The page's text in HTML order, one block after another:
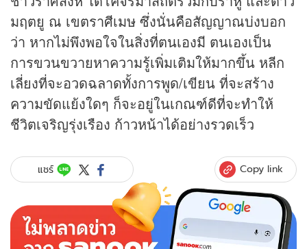
มฤตยู ณ เขตราศีเมษ ซึ่งนั่นคือสัญญาณบ่งบอก
ว่า หากไม่พึงพอใจในสิ่งที่ตนเองมี ตนเองเป็น
การขวนขวายหาความรู้เพิ่มเติมให้มากขึ้น หลีก
เลี่ยงที่จะอวดฉลาดทั้งการพูด/เขียน ที่จะสร้าง
ความขัดแย้งใดๆ ก็จะอยู่ในเกณฑ์ดีที่จะทำให้
ชีวิตเจริญรุ่งเรือง ก้าวหน้าได้อย่างรวดเร็ว
แชร์ Copy link